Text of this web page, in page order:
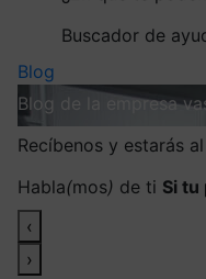
Buscador de
Blog
Blog de la empresa
Recíbenos y estarás
Habla(mos) de ti Si
‹
›